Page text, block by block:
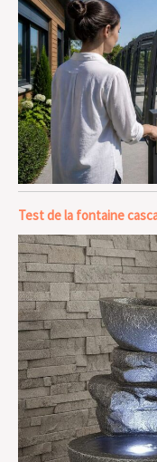
Test de la fontaine